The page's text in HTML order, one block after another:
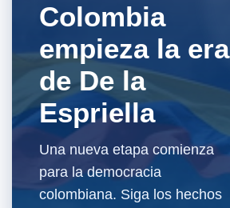
Colombia
empieza la era
de De la
Espriella
Una nueva etapa comienza
para la democracia
colombiana. Siga los hechos